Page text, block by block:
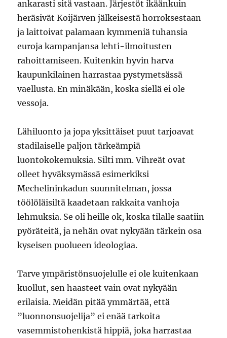
ankarasti sitä vastaan. Järjestöt ikäänkuin
heräsivät Koijärven jälkeisestä horroksestaan
ja laittoivat palamaan kymmeniä tuhansia
euroja kampanjansa lehti-ilmoitusten
rahoittamiseen. Kuitenkin hyvin harva
kaupunkilainen harrastaa pystymetsässä
vaellusta. En minäkään, koska siellä ei ole
vessoja.
Lähiluonto ja jopa yksittäiset puut tarjoavat
stadilaiselle paljon tärkeämpiä
luontokokemuksia. Silti mm. Vihreät ovat
olleet hyväksymässä esimerkiksi
Mechelininkadun suunnitelman, jossa
töölöläisiltä kaadetaan rakkaita vanhoja
lehmuksia. Se oli heille ok, koska tilalle saatiin
pyöräteitä, ja nehän ovat nykyään tärkein osa
kyseisen puolueen ideologiaa.
Tarve ympäristönsuojelulle ei ole kuitenkaan
kuollut, sen haasteet vain ovat nykyään
erilaisia. Meidän pitää ymmärtää, että
”luonnonsuojelija” ei enää tarkoita
vasemmistohenkistä hippiä, joka harrastaa